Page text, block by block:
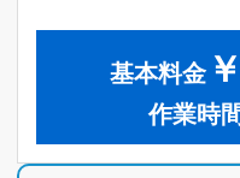
基本料金
作業時